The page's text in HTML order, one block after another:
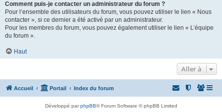
Comment puis-je contacter un administrateur du forum ?
Pour l’ensemble des utilisateurs du forum, vous pouvez utiliser le lien « Nous
contacter », si ce dernier a été activé par un administrateur.
Pour les membres du forum, vous pouvez également utiliser le lien « L’équipe
du forum ».
Haut
Aller à
Accueil Portail Index du forum
Développé parphpBB® Forum Software © phpBB Limited